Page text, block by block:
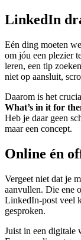
LinkedIn
Eén ding moeten
om jóu een plezier
leren, een tip
niet op aansluit,
Daarom is het
What’s in it for
Heb je daar geen
maar een concept.
Online én
Vergeet niet dat je
aanvullen. Die ene
LinkedIn-post veel
gesproken.
Juist in een digitale